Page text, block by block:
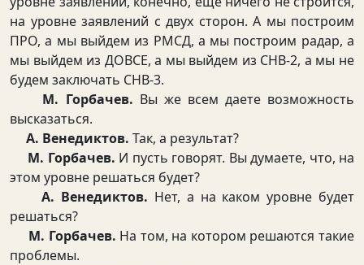
на уровне заявлений с двух сторон. А мы построим
ПРО, а мы выйдем из РМСД, а мы построим радар, а
мы выйдем из ДОВСЕ, а мы выйдем из СНВ-2, а мы не
будем заключать СНВ-3.
М. Горбачев. Вы же всем даете возможность
высказаться.
А. Венедиктов. Так, а результат?
М. Горбачев. И пусть говорят. Вы думаете, что, на
этом уровне решаться будет?
А. Венедиктов. Нет, а на каком уровне будет
решаться?
М. Горбачев. На том, на котором решаются такие
проблемы.